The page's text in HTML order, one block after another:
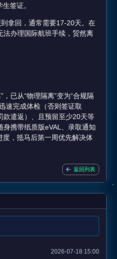
签证。
拿回，通常需要17-20天。在
法办理国际航班手续，贸然离
已从“物理隔离”变为“合规隔
速完成体检（否则签证取
款遣返）、且预留至少20天等
携带纸质版eVAL、录取通知
，抵马后第一周优先解决体
返回列表
2026-07-18 15:00